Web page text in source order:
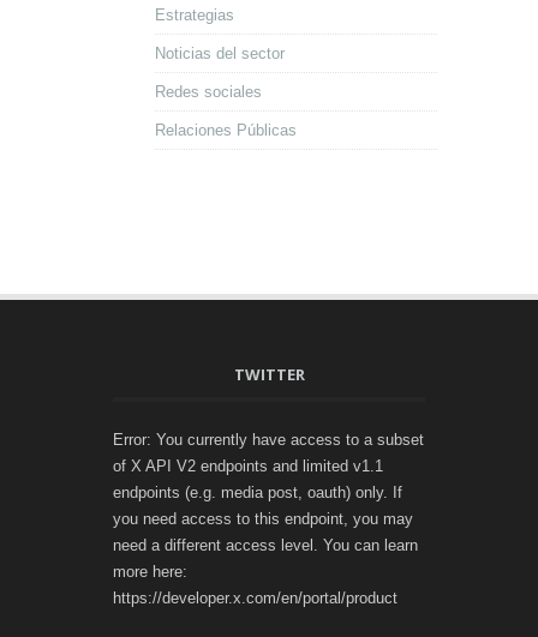
Estrategias
Noticias del sector
Redes sociales
Relaciones Públicas
TWITTER
Error: You currently have access to a subset
of X API V2 endpoints and limited v1.1
endpoints (e.g. media post, oauth) only. If
you need access to this endpoint, you may
need a different access level. You can learn
more here:
https://developer.x.com/en/portal/product